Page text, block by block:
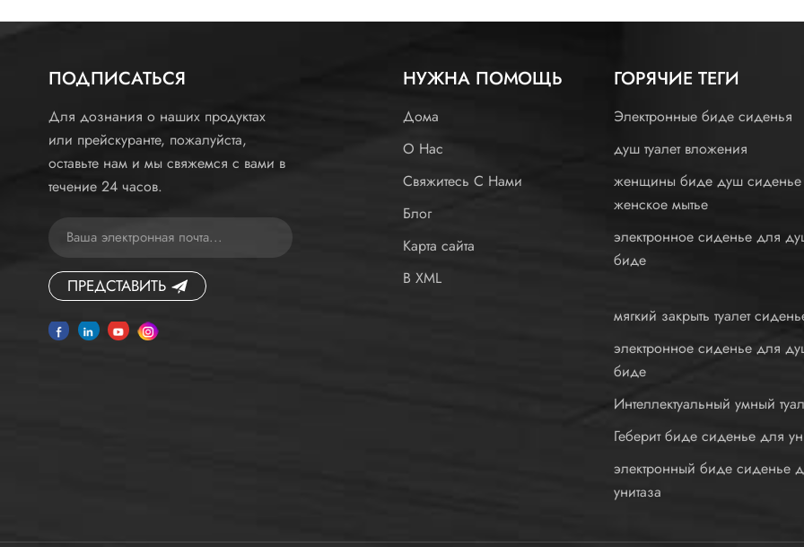
ПОДПИСАТЬСЯ
Для дознания о наших продуктах
или прейскуранте, пожалуйста,
оставьте нам и мы свяжемся с вами в
течение 24 часов.
ПРЕДСТАВИТЬ
НУЖНА ПОМОЩЬ
Дома
О Нас
Свяжитесь С Нами
Блог
Карта сайта
В XML
ГОРЯЧИЕ ТЕГИ
Электронные биде сиденья
душ туалет вложения
женщины биде душ сиденье
женское мытье
электронное сиденье для
биде
мягкий закрыть туалет
электронное сиденье для
биде
Интеллектуальный умный
Геберит биде сиденье для
электронный биде сиденье
унитаза